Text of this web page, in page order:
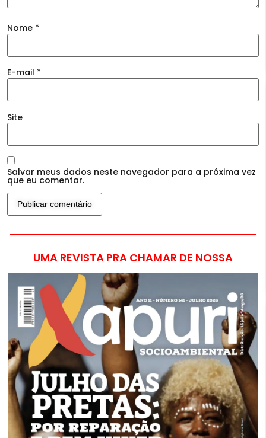
Nome *
E-mail *
Site
Salvar meus dados neste navegador para a próxima vez
que eu comentar.
UMA REVISTA PRA CHAMAR DE NOSSA